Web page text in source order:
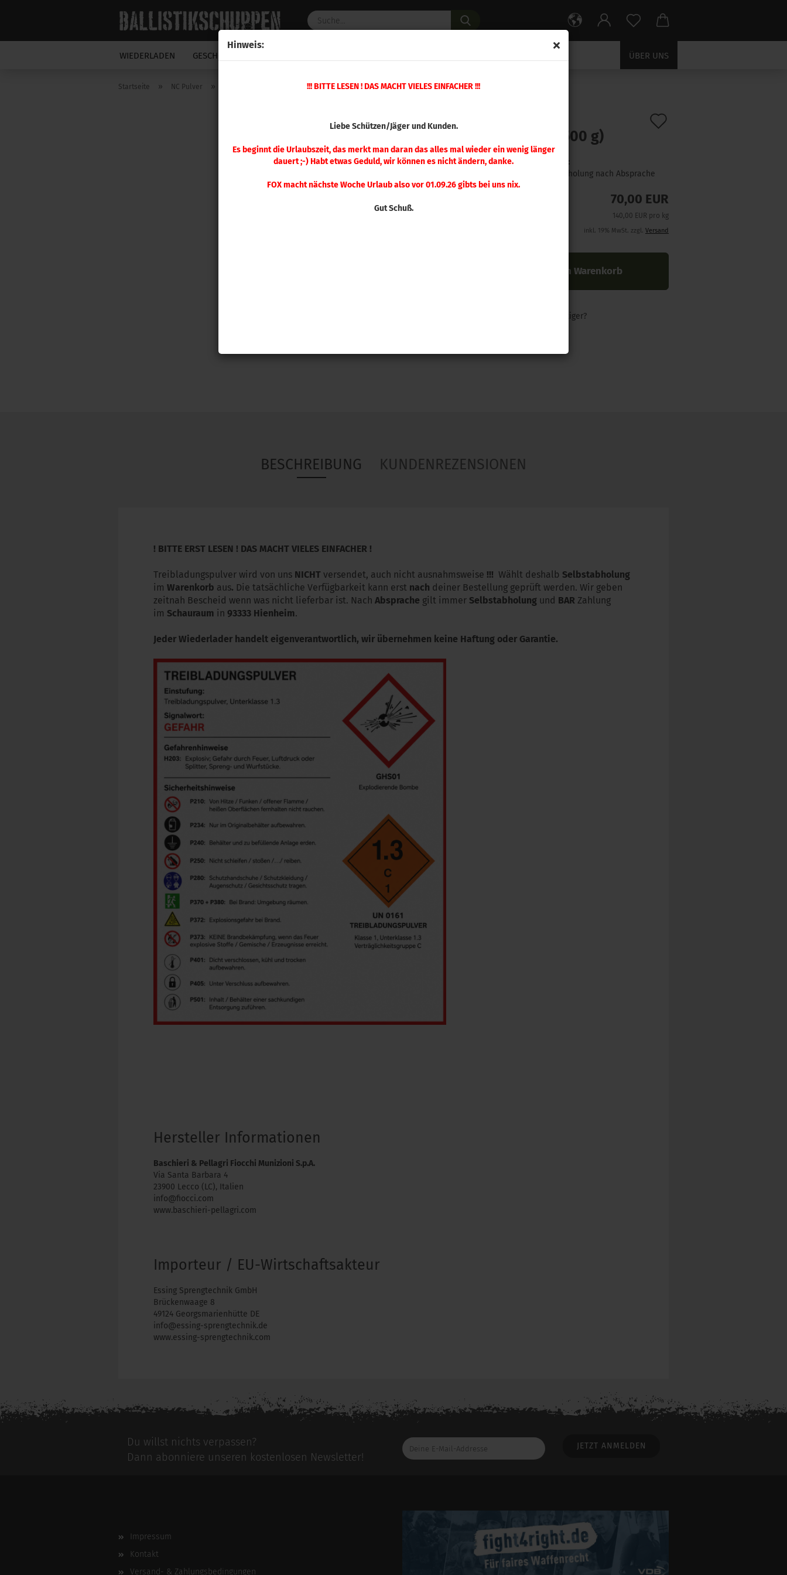
Hinweis:
!!! BITTE LESEN ! DAS MACHT VIELES EINFACHER !!!
Liebe Schützen/Jäger und Kunden.
Es beginnt die Urlaubszeit, das merkt man daran das alles mal wieder ein wenig länger
dauert ;-) Habt etwas Geduld, wir können es nicht ändern, danke.
FOX macht nächste Woche Urlaub also vor 01.09.26 gibts bei uns nix.
Gut Schuß.
WIEDERLADEN GESCHOSSE ÜBER UNS
Startseite » NC Pulver » B&P 100 (500 g)
B&P 100 (500 g)
Lieferzeit:
NUR Abholung nach Absprache
70,00 EUR
140,00 EUR pro kg
inkl. 19% MwSt. zzgl. Versand
In den Warenkorb
Woanders günstiger?
BESCHREIBUNG KUNDENREZENSIONEN
! BITTE ERST LESEN ! DAS MACHT VIELES EINFACHER !
Treibladungspulver wird von uns NICHT versendet, auch nicht ausnahmsweise !!! Wählt deshalb Selbstabholung
im Warenkorb aus. Die tatsächliche Verfügbarkeit kann erst nach deiner Bestellung geprüft werden. Wir geben
zeitnah Bescheid wenn was nicht lieferbar ist. Nach Absprache gilt immer Selbstabholung und BAR Zahlung
im Schauraum in 93333 Hienheim.
Jeder Wiederlader handelt eigenverantwortlich, wir übernehmen keine Haftung oder Garantie.
Hersteller Informationen
Baschieri & Pellagri Fiocchi Munizioni S.p.A.
Via Santa Barbara 4
23900 Lecco (LC), Italien
info@fiocci.com
www.baschieri-pellagri.com
Importeur / EU-Wirtschaftsakteur
Essing Sprengtechnik GmbH
Brückenwaage 8
49124 Georgsmarienhütte DE
info@essing-sprengtechnik.de
www.essing-sprengtechnik.com
Für weitere Informationen besuchen Sie bitte die Herstellerseitezu diesem Artikel.
Du willst nichts verpassen?
Dann abonniere unseren kostenlosen Newsletter!
Deine
E-
Impressum
Kontakt
Versand- & Zahlungsbedingungen